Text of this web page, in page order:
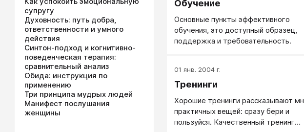
Обучение
Основные пункты эффективного
обучения, это доступный образец,
поддержка и требовательность.
01 янв. 2004 г.
Тренинги
Хорошие тренинги рассказывают
практичных вещей: сразу бери и
пользуйся. Качественный тренинг
супругу
Духовность: путь добра,
ответственности и умного
действия
Синтон-подход и когнитивно-
поведенческая терапия:
сравнительный анализ
Обида: инструкция по
применению
Три принципа мудрых людей
Манифест послушания
женщины